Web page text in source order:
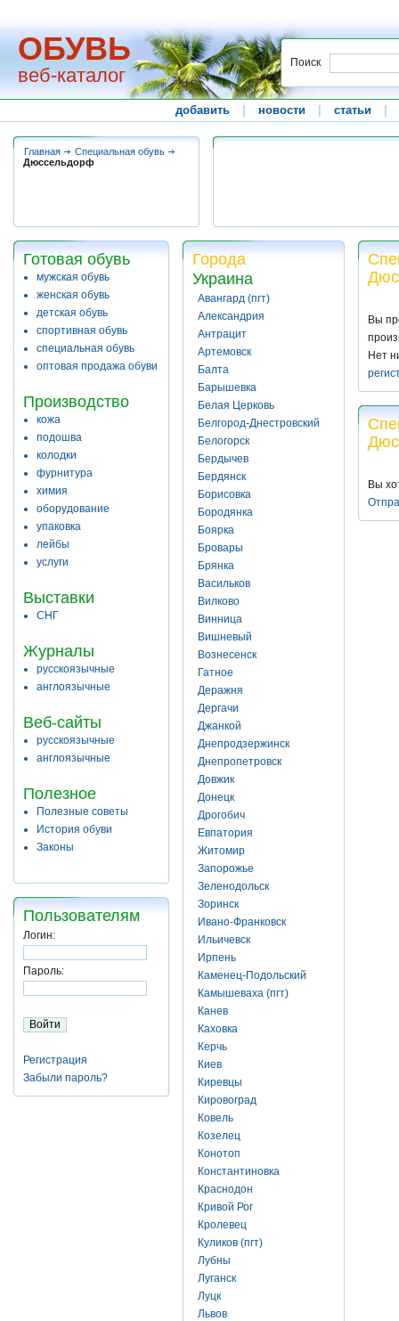
ОБУВЬ
веб-каталог
Поиск
добавить новости статьи
Главная
Специальная обувь
Дюссельдорф
Готовая обувь
мужская обувь
женская обувь
детская обувь
спортивная обувь
специальная обувь
оптовая продажа обуви
Производство
кожа
подошва
колодки
фурнитура
химия
оборудование
упаковка
лейбы
услуги
Выставки
СНГ
Журналы
русскоязычные
англоязычные
Веб-сайты
русскоязычные
англоязычные
Полезное
Полезные советы
История обуви
Законы
Пользователям
Логин:
Пароль:
Регистрация
Забыли пароль?
Города
Украина
Авангард (пгт)
Александрия
Антрацит
Артемовск
Балта
Барышевка
Белая Церковь
Белгород-Днестровский
Белогорск
Бердычев
Бердянск
Борисовка
Бородянка
Боярка
Бровары
Брянка
Васильков
Вилково
Винница
Вишневый
Вознесенск
Гатное
Деражня
Дергачи
Джанкой
Днепродзержинск
Днепропетровск
Довжик
Донецк
Дрогобич
Евпатория
Житомир
Запорожье
Зеленодольск
Зоринск
Ивано-Франковск
Ильичевск
Ирпень
Каменец-Подольский
Камышеваха (пгт)
Канев
Каховка
Керчь
Киев
Киревцы
Кировоград
Ковель
Козелец
Конотоп
Константиновка
Краснодон
Кривой Рог
Кролевец
Куликов (пгт)
Лубны
Луганск
Луцк
Львов
Вы
Нет
Вы